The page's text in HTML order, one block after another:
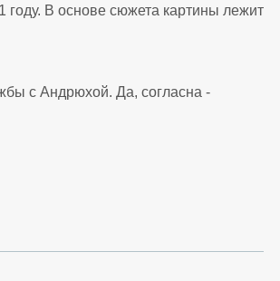
В основе сюжета картины лежит
с Андрюхой. Да, согласна -